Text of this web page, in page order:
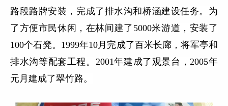
路段路牌安装，完成了排水沟和桥涵建设任务。为
了方便市民休闲，在林间建了5000米游道，安装了
100个石凳。1999年10月完成了百米长廊，将军亭和
排水沟等配套工程。2001年建成了观景台，2005年
元月建成了翠竹路。